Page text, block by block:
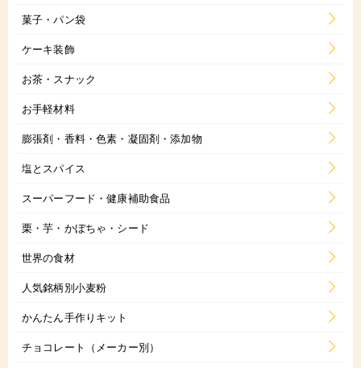
菓子・パン袋
ケーキ装飾
お茶・スナック
お手軽材料
膨張剤・香料・色素・凝固剤・添加物
塩とスパイス
スーパーフード・健康補助食品
栗・芋・かぼちゃ・シード
世界の食材
人気銘柄別小麦粉
かんたん手作りキット
チョコレート（メーカー別）